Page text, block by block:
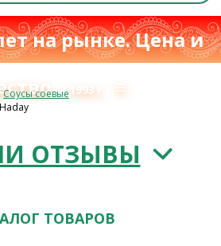
на рынке. Цена и
с 1993 г. ≡
Соусы соевые
ОТЗЫВЫ
ТОВАРОВ